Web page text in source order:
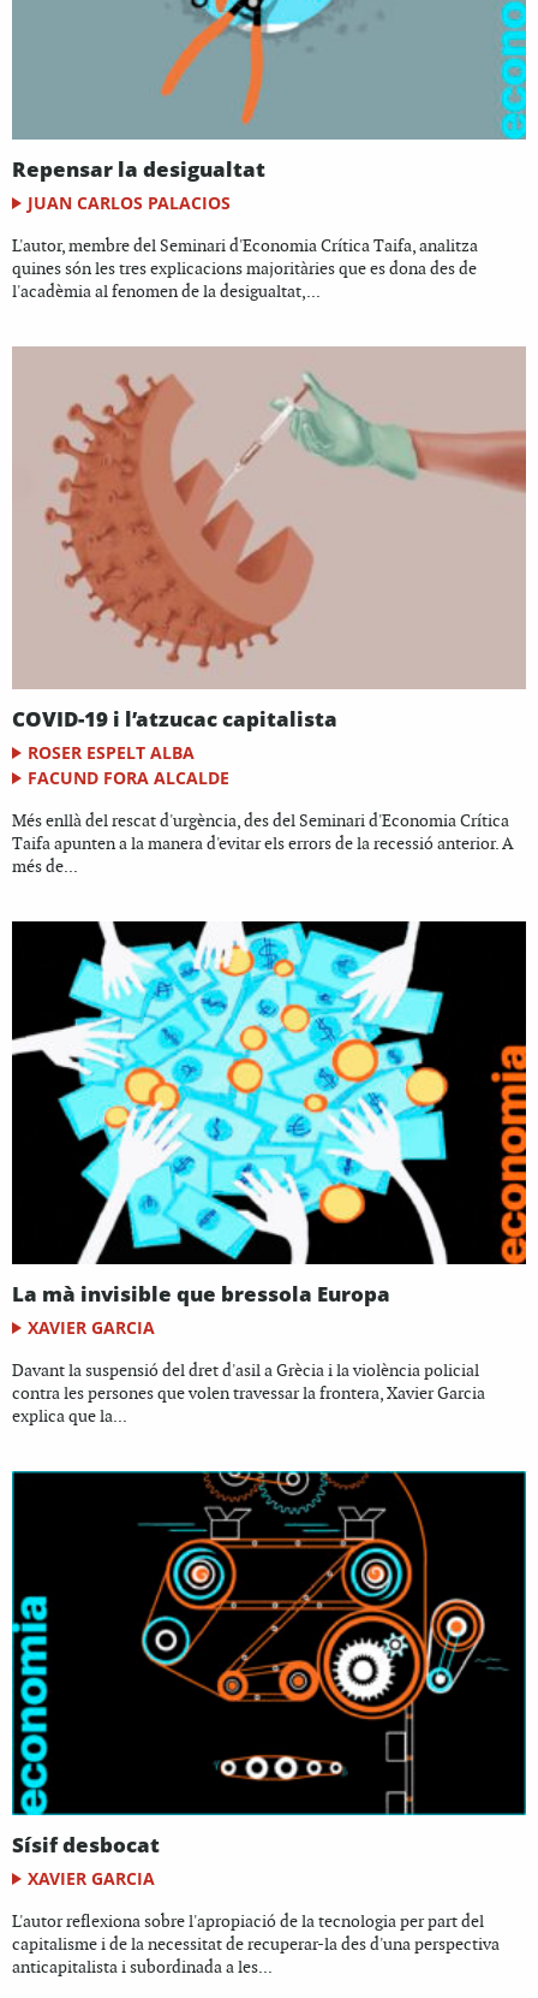
Repensar la desigualtat
JUAN CARLOS PALACIOS
L'autor, membre del Seminari d'Economia Crítica Taifa, analitza
quines són les tres explicacions majoritàries que es dona des de
l'acadèmia al fenomen de la desigualtat,...
COVID-19 i l’atzucac capitalista
ROSER ESPELT ALBA
FACUND FORA ALCALDE
Més enllà del rescat d'urgència, des del Seminari d'Economia Crítica
Taifa apunten a la manera d'evitar els errors de la recessió anterior. A
més de...
La mà invisible que bressola Europa
XAVIER GARCIA
Davant la suspensió del dret d'asil a Grècia i la violència policial
contra les persones que volen travessar la frontera, Xavier Garcia
explica que la...
Sísif desbocat
XAVIER GARCIA
L'autor reflexiona sobre l'apropiació de la tecnologia per part del
capitalisme i de la necessitat de recuperar-la des d'una perspectiva
anticapitalista i subordinada a les...